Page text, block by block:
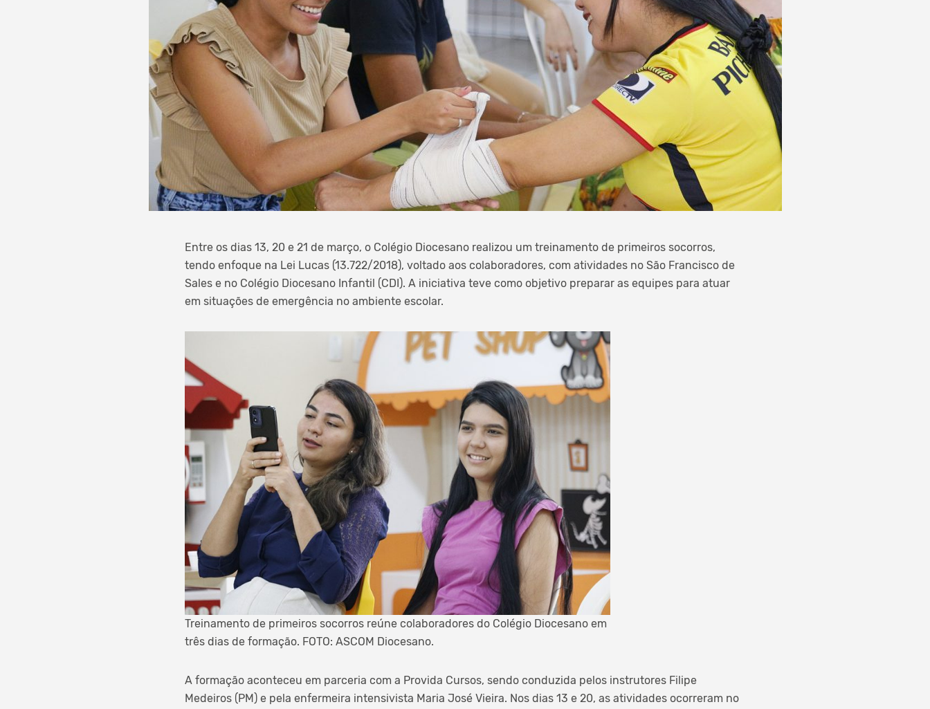
Entre os dias 13, 20 e 21 de março, o Colégio Diocesano realizou um treinamento de primeiros socorros,
tendo enfoque na Lei Lucas (13.722/2018), voltado aos colaboradores, com atividades no São Francisco de
Sales e no Colégio Diocesano Infantil (CDI). A iniciativa teve como objetivo preparar as equipes para atuar
em situações de emergência no ambiente escolar.
Treinamento de primeiros socorros reúne colaboradores do Colégio Diocesano em
três dias de formação. FOTO: ASCOM Diocesano.
A formação aconteceu em parceria com a Provida Cursos, sendo conduzida pelos instrutores Filipe
Medeiros (PM) e pela enfermeira intensivista Maria José Vieira. Nos dias 13 e 20, as atividades ocorreram no